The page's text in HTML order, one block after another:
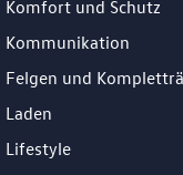
Komfort und Schutz
Kommunikation
Felgen und
Laden
Lifestyle